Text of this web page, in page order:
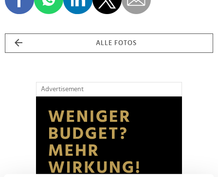
ALLE FOTOS
Advertisement